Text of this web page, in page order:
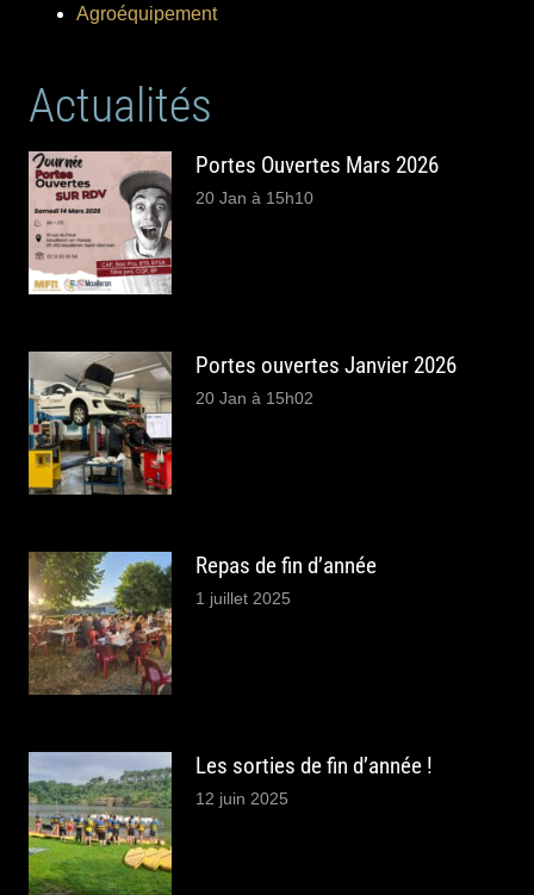
Agroéquipement
Actualités
Portes Ouvertes Mars 2026
20 Jan à 15h10
Portes ouvertes Janvier 2026
20 Jan à 15h02
Repas de fin d’année
1 juillet 2025
Les sorties de fin d’année !
12 juin 2025